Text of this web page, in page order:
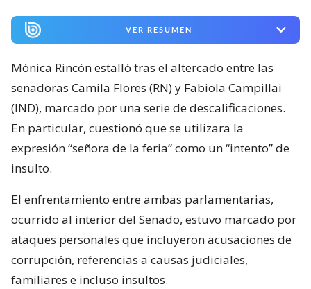
VER RESUMEN
Mónica Rincón estalló tras el altercado entre las
senadoras Camila Flores (RN) y Fabiola Campillai
(IND), marcado por una serie de descalificaciones.
En particular, cuestionó que se utilizara la
expresión “señora de la feria” como un “intento” de
insulto.
El enfrentamiento entre ambas parlamentarias,
ocurrido al interior del Senado, estuvo marcado por
ataques personales que incluyeron acusaciones de
corrupción, referencias a causas judiciales,
familiares e incluso insultos.